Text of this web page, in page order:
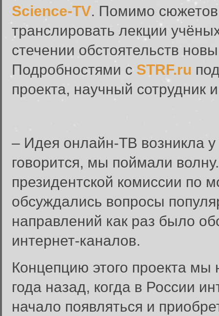
Science-TV. Помимо
транслировать лекции
стечении обстоятельств
Подробностями с STRF.ru
проекта, научный сотрудник
– Идея онлайн-ТВ возникла у
говорится, мы поймали
президентской комиссии по
обсуждались вопросы
направлений как раз было
интернет-каналов.
Концепцию этого проекта мы
года назад, когда в России
начало появляться и